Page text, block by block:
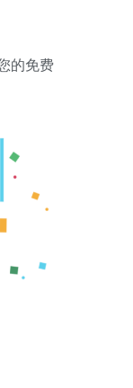
的免费